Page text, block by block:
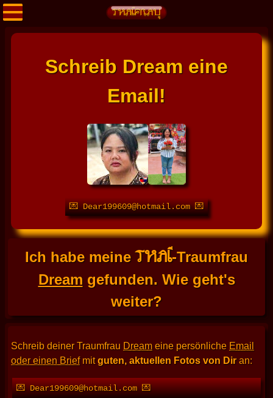
Schreib Dream eine
Email!
💌 Dear199609@hotmail.com 💌
Ich habe meineTHAI-Traumfrau
Dreamgefunden. Wie geht's
weiter?
Schreib deiner Traumfrau Dreameine persönliche Email
oder einen Briefmitguten, aktuellen Fotos von Diran:
💌 Dear199609@hotmail.com 💌